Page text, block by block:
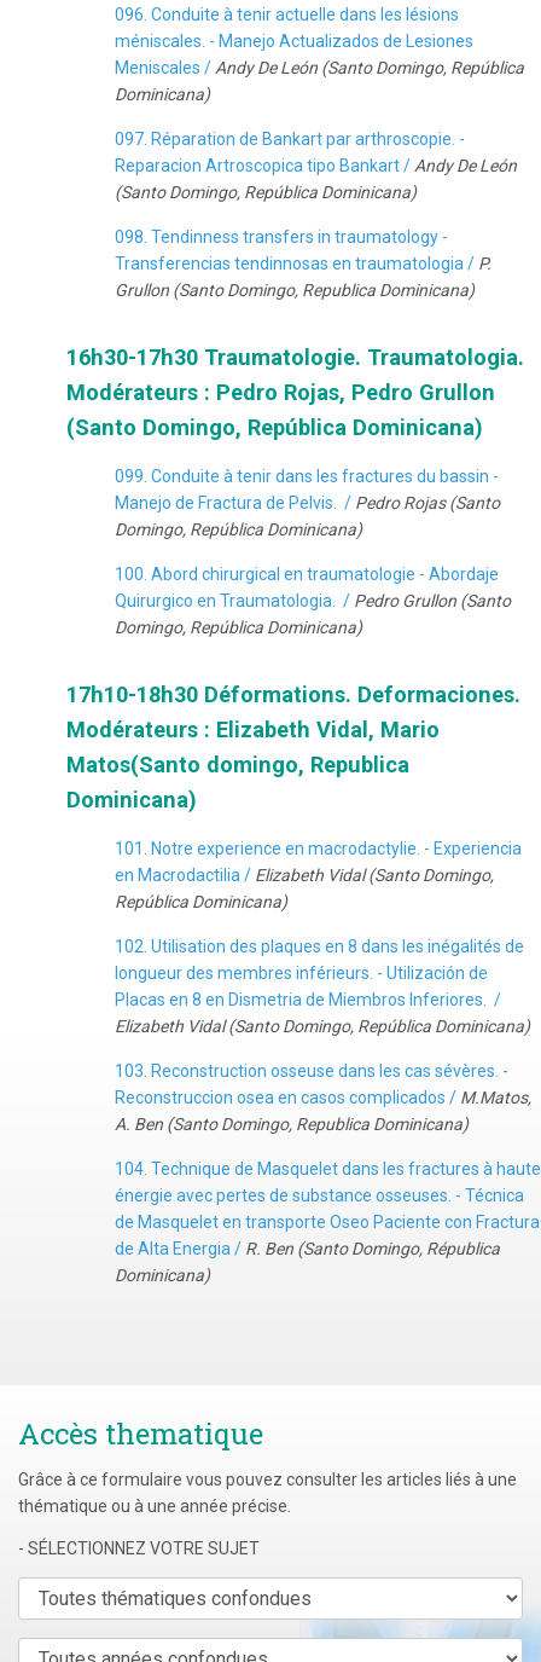
096. Conduite à tenir actuelle dans les lésions
méniscales. - Manejo Actualizados de Lesiones
Meniscales / Andy De León (Santo Domingo, República
Dominicana)
097. Réparation de Bankart par arthroscopie. -
Reparacion Artroscopica tipo Bankart / Andy De León
(Santo Domingo, República Dominicana)
098. Tendinness transfers in traumatology -
Transferencias tendinnosas en traumatologia / P.
Grullon (Santo Domingo, Republica Dominicana)
16h30-17h30 Traumatologie. Traumatologia.
Modérateurs : Pedro Rojas, Pedro Grullon
(Santo Domingo, República Dominicana)
099. Conduite à tenir dans les fractures du bassin -
Manejo de Fractura de Pelvis. / Pedro Rojas (Santo
Domingo, República Dominicana)
100. Abord chirurgical en traumatologie - Abordaje
Quirurgico en Traumatologia. / Pedro Grullon (Santo
Domingo, República Dominicana)
17h10-18h30 Déformations. Deformaciones.
Modérateurs : Elizabeth Vidal, Mario
Matos(Santo domingo, Republica
Dominicana)
101. Notre experience en macrodactylie. - Experiencia
en Macrodactilia / Elizabeth Vidal (Santo Domingo,
República Dominicana)
102. Utilisation des plaques en 8 dans les inégalités de
longueur des membres inférieurs. - Utilización de
Placas en 8 en Dismetria de Miembros Inferiores. /
Elizabeth Vidal (Santo Domingo, República Dominicana)
103. Reconstruction osseuse dans les cas sévères. -
Reconstruccion osea en casos complicados / M.Matos,
A. Ben (Santo Domingo, Republica Dominicana)
104. Technique de Masquelet dans les fractures à haute
énergie avec pertes de substance osseuses. - Técnica
de Masquelet en transporte Oseo Paciente con Fractura
de Alta Energia / R. Ben (Santo Domingo, Républica
Dominicana)
Accès thematique
Grâce à ce formulaire vous pouvez consulter les articles liés à une
thématique ou à une année précise.
- SÉLECTIONNEZ VOTRE SUJET